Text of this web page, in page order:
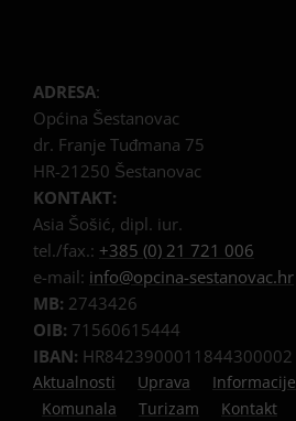
ADRESA:
Općina Šestanovac
dr. Franje Tuđmana 75
HR-21250 Šestanovac
KONTAKT:
Asia Šošić, dipl. iur.
tel./fax.: +385 (0) 21 721 006
e-mail: info@opcina-sestanovac.hr
MB: 2743426
OIB: 71560615444
IBAN: HR8423900011844300002
Aktualnosti Uprava Informacije
Komunala
Turizam Kontakt